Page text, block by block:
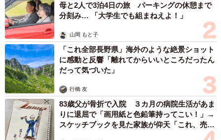
母と2人で3泊4日の旅 パーキングの休憩まで
分刻み… 「大学生でも組まねえよ！」
山岡 もと子
「これ全部長野県」海外のような絶景ショット
に感動と反響「離れてからいいところだったん
だって気づいた」
行橋 友
83歳父が骨折で入院 ３カ月の病院生活があま
りに退屈で「画用紙と色鉛筆持ってこい！」→
スケッチブックを見た家族が仰天「これ、売れ